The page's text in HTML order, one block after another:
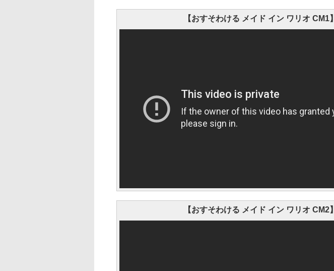
【おすそわける メイド イン ワリオ CM1】
【おすそわける メイド イン ワリオ CM2】